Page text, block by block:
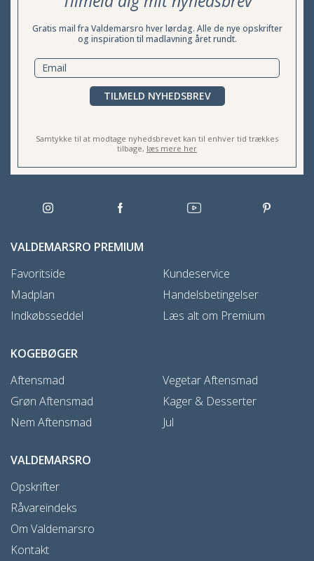
Gratis mail fra Valdemarsro hver lørdag. Alle de nye opskrifter
og inspiration til madlavning året rundt.
TILMELD NYHEDSBREV
Samtykke til at modtage nyhedsbrevet kan til enhver tid trækkes
tilbage, læs mere her
VALDEMARSRO PREMIUM
Favoritside
Madplan
Indkøbsseddel
Kundeservice
Handelsbetingelser
Læs alt om Premium
KOGEBØGER
Aftensmad
Grøn Aftensmad
Nem Aftensmad
Vegetar Aftensmad
Kager & Desserter
Jul
VALDEMARSRO
Opskrifter
Råvareindeks
Om Valdemarsro
Kontakt